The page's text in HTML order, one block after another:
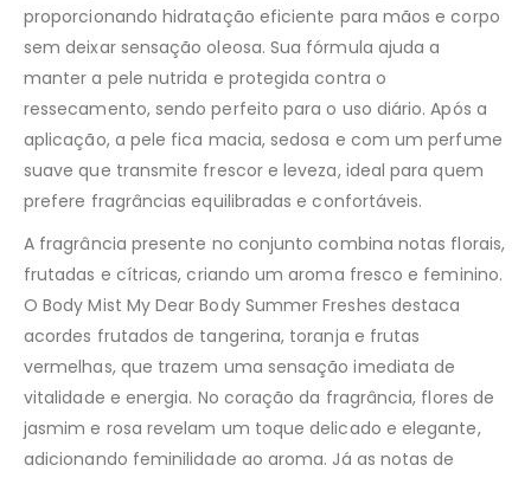
proporcionando hidratação eficiente para mãos e corpo
sem deixar sensação oleosa. Sua fórmula ajuda a
manter a pele nutrida e protegida contra o
ressecamento, sendo perfeito para o uso diário. Após a
aplicação, a pele fica macia, sedosa e com um perfume
suave que transmite frescor e leveza, ideal para quem
prefere fragrâncias equilibradas e confortáveis.
A fragrância presente no conjunto combina notas florais,
frutadas e cítricas, criando um aroma fresco e feminino.
O Body Mist My Dear Body Summer Freshes destaca
acordes frutados de tangerina, toranja e frutas
vermelhas, que trazem uma sensação imediata de
vitalidade e energia. No coração da fragrância, flores de
jasmim e rosa revelam um toque delicado e elegante,
adicionando feminilidade ao aroma. Já as notas de